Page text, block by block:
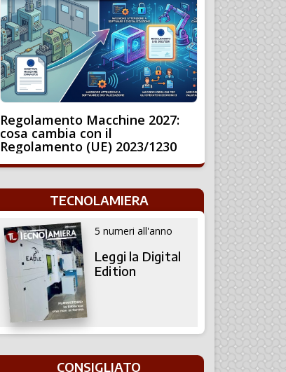
Regolamento Macchine 2027:
cosa cambia con il
Regolamento (UE) 2023/1230
TECNOLAMIERA
5 numeri all'anno
Leggi la Digital
Edition
CONSIGLIATO